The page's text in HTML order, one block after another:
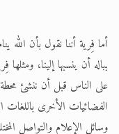
أما فِرية أننا نقول بأن
بباله أن ينسبها إلينا،
الفضائيات الأخرى باللغات
وسائل الإعلام والتواصل